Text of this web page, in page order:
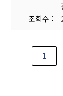
조회수
1